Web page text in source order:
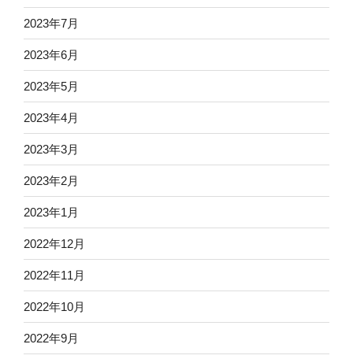
2023年7月
2023年6月
2023年5月
2023年4月
2023年3月
2023年2月
2023年1月
2022年12月
2022年11月
2022年10月
2022年9月